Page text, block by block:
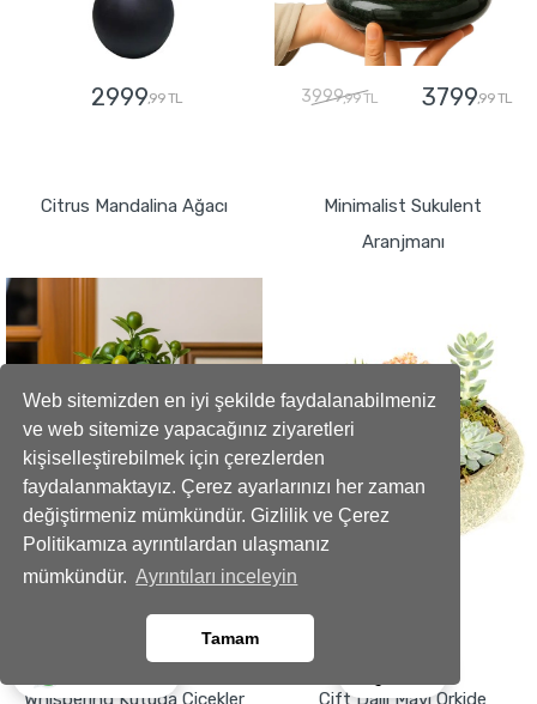
Web sitemizden en iyi şekilde faydalanabilmeniz
ve web sitemize yapacağınız ziyaretleri
kişiselleştirebilmek için çerezlerden
faydalanmaktayız. Çerez ayarlarınızı her zaman
değiştirmeniz mümkündür. Gizlilik ve Çerez
Politikamıza ayrıntılardan ulaşmanız
mümkündür. Ayrıntıları inceleyin
Tamam
2999,99 TL 3999,99 TL 3799,99 TL
Citrus Mandalina Ağacı
4999,99 TL
GÖNDER
Minimalist Sukulent
Aranjmanı
Whispering Kutuda Çiçekler Çift Dallı Mavi Orkide